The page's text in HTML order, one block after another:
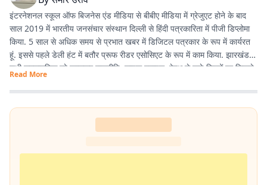
इंटरनेशनल स्कूल ऑफ बिजनेस एंड मीडिया से बीबीए मीडिया में ग्रेजुएट होने के बाद
साल 2019 में भारतीय जनसंचार संस्थान दिल्ली से हिंदी पत्रकारिता में पीजी डिप्लोमा
किया. 5 साल से अधिक समय से प्रभात खबर में डिजिटल पत्रकार के रूप में कार्यरत
हूं. इससे पहले डेली हंट में बतौर प्रूफ रीडर एसोसिएट के रूप में काम किया. झारखंड के
सभी समसामयिक मुद्दे खासकर राजनीति, लाइफ स्टाइल, हेल्थ से जुड़े विषयों पर लिखने
और पढ़ने में गहरी रुचि है. तीन साल से अधिक समय से झारखंड डेस्क पर काम कर रहा
हूं. फिर लंबे समय तक लाइफ स्टाइल के क्षेत्र में भी काम किया हूं. इसके अलावा स्पोर्ट्स
में भी गहरी रुचि है.
Read More